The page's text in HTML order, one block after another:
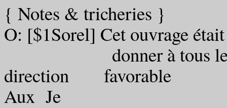
{ Notes & tricheries }
O: [$1Sorel] Cet ouvrage
donner à tous les
direction favorable
Aux Je